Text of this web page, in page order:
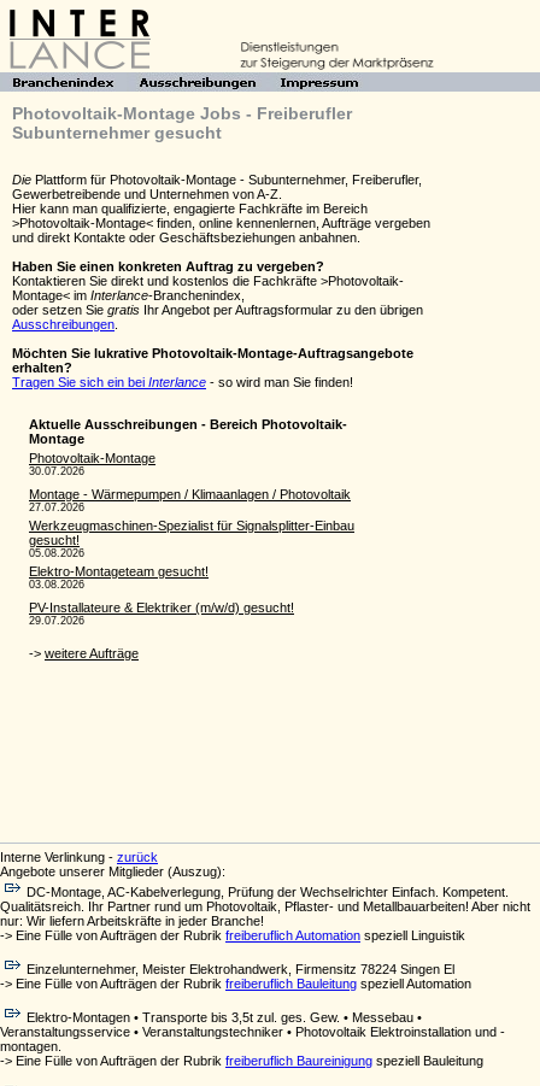
Photovoltaik-Montage Jobs - Freiberufler
Subunternehmer gesucht
Die Plattform für Photovoltaik-Montage - Subunternehmer, Freiberufler,
Gewerbetreibende und Unternehmen von A-Z.
Hier kann man qualifizierte, engagierte Fachkräfte im Bereich
>Photovoltaik-Montage< finden, online kennenlernen, Aufträge vergeben
und direkt Kontakte oder Geschäftsbeziehungen anbahnen.
Haben Sie einen konkreten Auftrag zu vergeben?
Kontaktieren Sie direkt und kostenlos die Fachkräfte >Photovoltaik-
Montage< im Interlance-Branchenindex,
oder setzen Sie gratis Ihr Angebot per Auftragsformular zu den übrigen
Ausschreibungen
Möchten Sie lukrative Photovoltaik-Montage-Auftragsangebote
erhalten?
Tragen Sie sich ein bei Interlance - so wird man Sie finden!
Interne Verlinkung - zurück
Angebote unserer Mitglieder (Auszug):
DC-Montage, AC-Kabelverlegung, Prüfung der Wechselrichter Einfach. Kompetent.
Qualitätsreich. Ihr Partner rund um Photovoltaik, Pflaster- und Metallbauarbeiten! Aber nicht
nur: Wir liefern Arbeitskräfte in jeder Branche!
-> Eine Fülle von Aufträgen der Rubrik freiberuflich Automation speziell Linguistik
Einzelunternehmer, Meister Elektrohandwerk, Firmensitz 78224 Singen El
-> Eine Fülle von Aufträgen der Rubrik freiberuflich Bauleitung speziell Automation
Elektro-Montagen • Transporte bis 3,5t zul. ges. Gew. • Messebau •
Veranstaltungsservice • Veranstaltungstechniker • Photovoltaik Elektroinstallation und -
montagen.
-> Eine Fülle von Aufträgen der Rubrik freiberuflich Baureinigung speziell Bauleitung